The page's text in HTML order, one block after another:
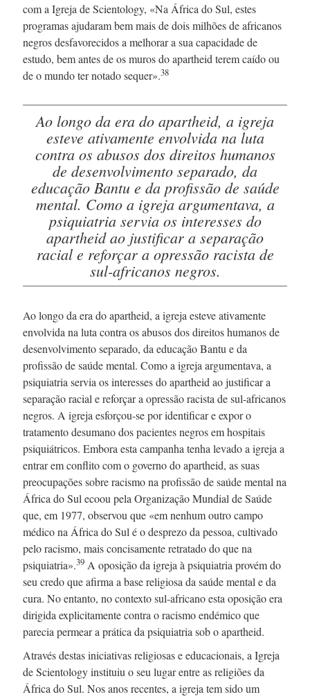
com a Igreja de Scientology, «Na África do Sul, estes
programas ajudaram bem mais de dois milhões de africanos
negros desfavorecidos a melhorar a sua capacidade de
estudo, bem antes de os muros do apartheid terem caído ou
de o mundo ter notado sequer».38
Ao longo da era do apartheid, a igreja
esteve ativamente envolvida na luta
contra os abusos dos direitos humanos
de desenvolvimento separado, da
educação Bantu e da profissão de saúde
mental. Como a igreja argumentava, a
psiquiatria servia os interesses do
apartheid ao justificar a separação
racial e reforçar a opressão racista de
sul-africanos negros.
Ao longo da era do apartheid, a igreja esteve ativamente
envolvida na luta contra os abusos dos direitos humanos de
desenvolvimento separado, da educação Bantu e da
profissão de saúde mental. Como a igreja argumentava, a
psiquiatria servia os interesses do apartheid ao justificar a
separação racial e reforçar a opressão racista desul-africanos
negros. A igreja esforçou-sepor identificar e expor o
tratamento desumano dos pacientes negros em hospitais
psiquiátricos. Embora esta campanha tenha levado a igreja a
entrar em conflito com o governo do apartheid, as suas
preocupações sobre racismo na profissão de saúde mental na
África do Sul ecoou pela Organização Mundial de Saúde
que, em 1977, observou que «em nenhum outro campo
médico na África do Sul é o desprezo da pessoa, cultivado
pelo racismo, mais concisamente retratado do que na
psiquiatria».39 A oposição da igreja à psiquiatria provém do
seu credo que afirma a base religiosa da saúde mental e da
cura. No entanto, no contextosul-africanoesta oposição era
dirigida explicitamente contra o racismo endémico que
parecia permear a prática da psiquiatria sob o apartheid.
Através destas iniciativas religiosas e educacionais, a Igreja
de Scientology instituiu o seu lugar entre as religiões da
África do Sul. Nos anos recentes, a igreja tem sido um